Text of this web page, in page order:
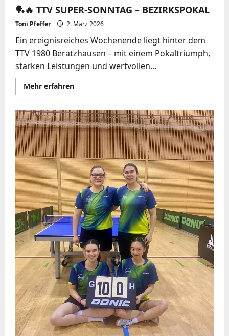
🏓🔥 TTV SUPER-SONNTAG – BEZIRKSPOKAL
Toni Pfeffer 2. März 2026
Ein ereignisreiches Wochenende liegt hinter dem
TTV 1980 Beratzhausen – mit einem Pokaltriumph,
starken Leistungen und wertvollen...
Mehr erfahrenMehr
Informationen
🔥
TTV
SUPER-
SONNTAG
–
BEZIRKSPOKAL